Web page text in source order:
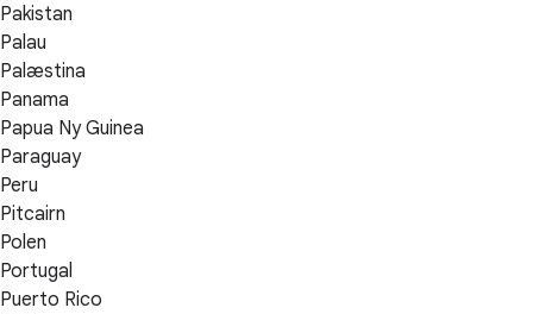
Pakistan
Palau
Palæstina
Panama
Papua Ny Guinea
Paraguay
Peru
Pitcairn
Polen
Portugal
Puerto Rico